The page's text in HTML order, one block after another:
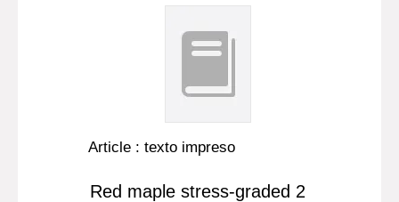
Article : texto impreso
Red maple stress-graded 2